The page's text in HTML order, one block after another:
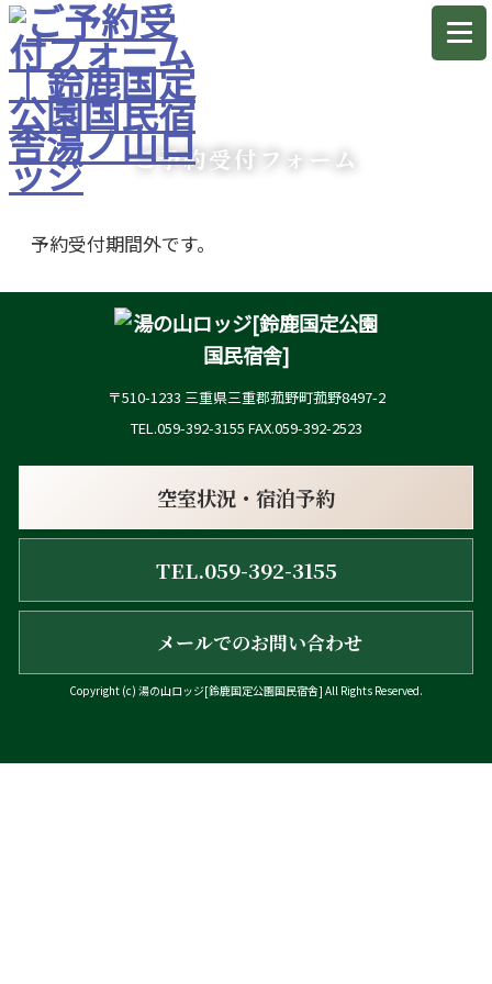
ご予約受付フォーム
予約受付期間外です。
〒510-1233 三重県三重郡菰野町菰野8497-2
TEL.059-392-3155 FAX.059-392-2523
空室状況・宿泊予約
TEL.059-392-3155
メールでのお問い合わせ
Copyright (c) 湯の山ロッジ[鈴鹿国定公園国民宿舎] All Rights Reserved.